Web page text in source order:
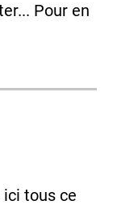
Pour en
tous ce